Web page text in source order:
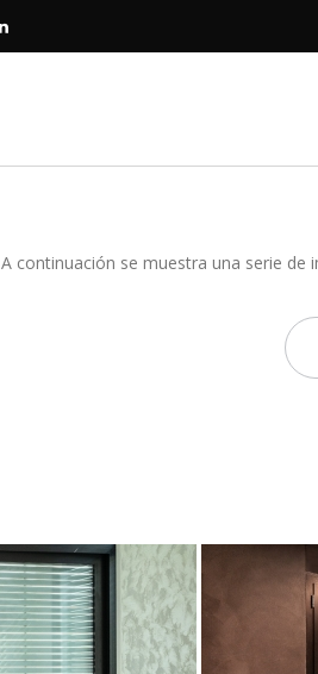
A continuación se muestra una serie de